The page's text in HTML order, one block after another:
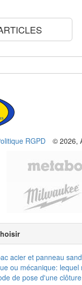
RGPD © 2026,
acier et panneau
ou mécanique: lequel
de pose d'une